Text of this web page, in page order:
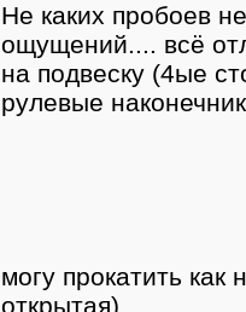
Не каких пробоев
ощущений.... всё
на подвеску (4ые
рулевые
могу прокатить как
открытая)